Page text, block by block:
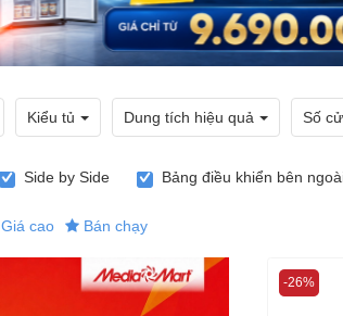
Kiểu tủ Dung tích hiệu quả Số
Side by Side Bảng điều khiển bên
Giá cao Bán chạy
-26%